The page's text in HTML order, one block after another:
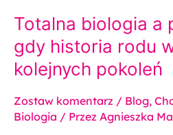
Totalna biologia a
gdy historia rodu
kolejnych pokoleń
Zostaw komentarz / Blog,
Biologia / Przez Agnieszka
pokoleń